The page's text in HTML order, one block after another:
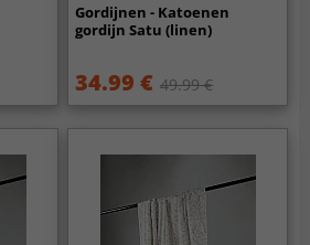
Gordijnen - Katoenen
gordijn Satu (linen)
34.99 € 49.99 €